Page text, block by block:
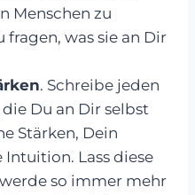
Menschen zu
fragen, was sie an Dir
. Schreibe jeden
Du an Dir selbst
Stärken, Dein
Intuition. Lass diese
so immer mehr